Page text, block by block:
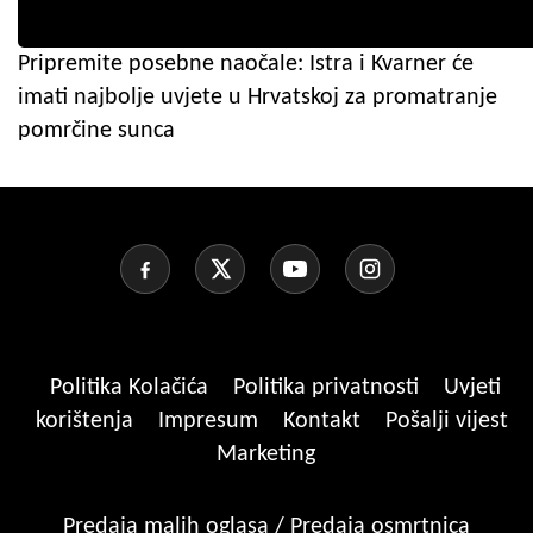
Pripremite posebne naočale: Istra i Kvarner će
imati najbolje uvjete u Hrvatskoj za promatranje
pomrčine sunca
Politika Kolačića Politika privatnosti
Uvjeti
korištenja
Impresum Kontakt
Pošalji vijest
Marketing
Predaja malih oglasa / Predaja osmrtnica